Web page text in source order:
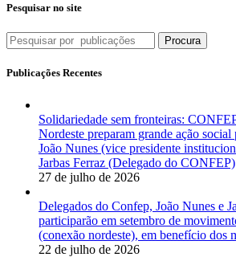
Pesquisar no site
Procura
Publicações Recentes
Solidariedade sem fronteiras:
Nordeste preparam grande ação social
João Nunes (vice presidente
Jarbas Ferraz (Delegado do CONFEP)
27 de julho de 2026
Delegados do Confep, João Nunes e
participarão em setembro de
(conexão nordeste), em benefício dos
22 de julho de 2026